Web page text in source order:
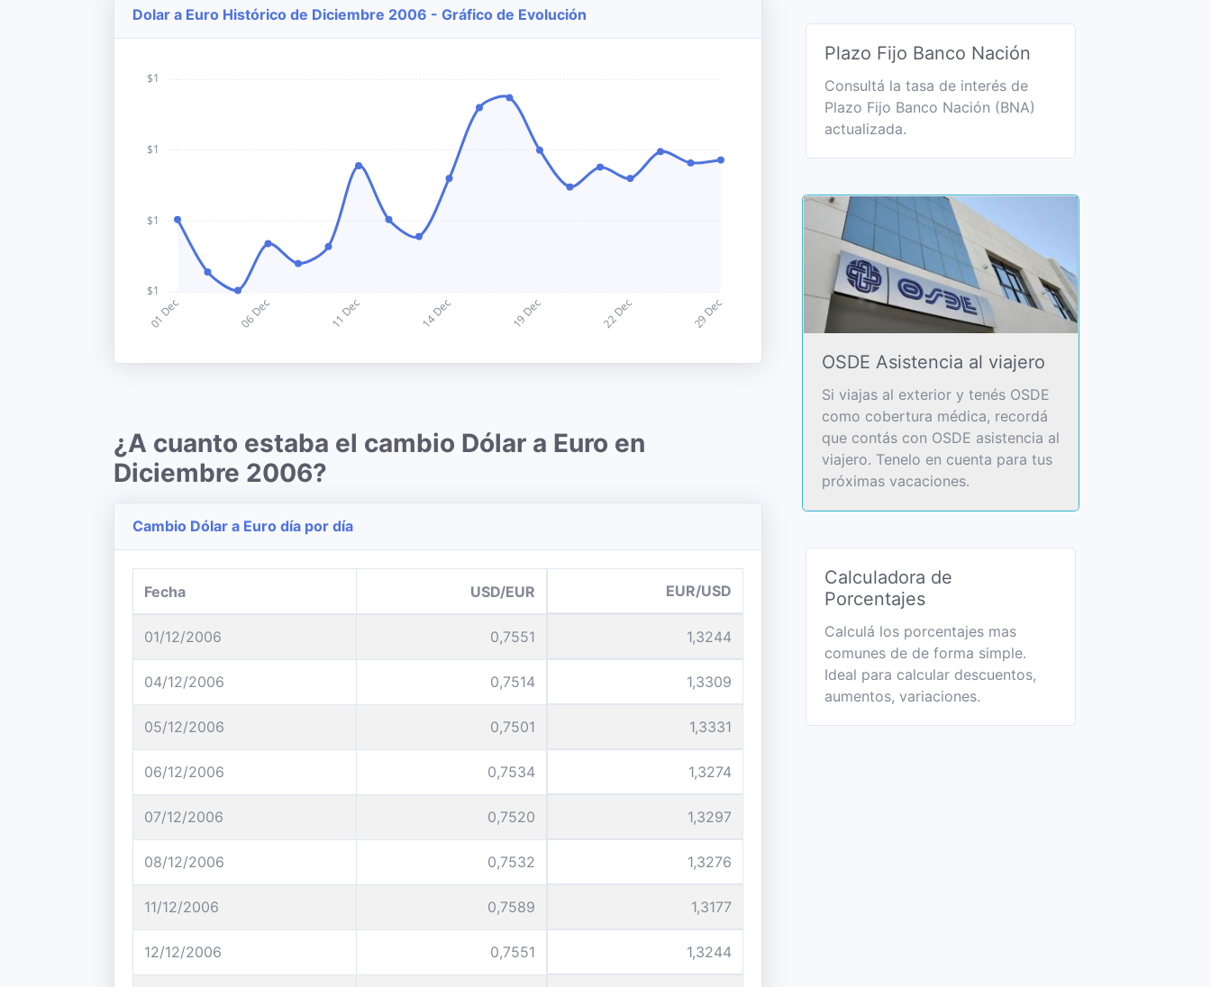
Dolar a Euro Histórico de Diciembre 2006 - Gráfico de Evolución
¿A cuanto estaba el cambio Dólar a Euro en
Diciembre 2006?
Cambio Dólar a Euro día por día
Fecha USD/EUR EUR/USD
01/12/2006 0,7551 1,3244
04/12/2006 0,7514 1,3309
05/12/2006 0,7501 1,3331
06/12/2006 0,7534 1,3274
07/12/2006 0,7520 1,3297
08/12/2006 0,7532 1,3276
11/12/2006 0,7589 1,3177
12/12/2006 0,7551 1,3244
Plazo Fijo Banco Nación
Consultá la tasa de interés de
Plazo Fijo Banco Nación (BNA)
actualizada.
OSDE Asistencia al viajero
Si viajas al exterior y tenés OSDE
como cobertura médica, recordá
que contás con OSDE asistencia al
viajero. Tenelo en cuenta para tus
próximas vacaciones.
Calculadora de
Porcentajes
Calculá los porcentajes mas
comunes de de forma simple.
Ideal para calcular descuentos,
aumentos, variaciones.